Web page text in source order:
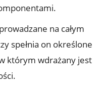
na całym
spełnia on określone
którym wdrażany jest